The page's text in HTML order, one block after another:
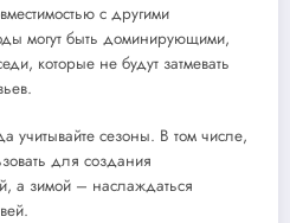
с другими
могут быть доминирующими,
которые не будут затмевать
учитывайте сезоны. В том числе,
для создания
а зимой – наслаждаться